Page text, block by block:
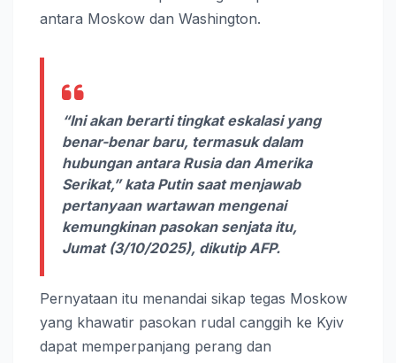
antara Moskow dan Washington.
“Ini akan berarti tingkat eskalasi yang
benar-benar baru, termasuk dalam
hubungan antara Rusia dan Amerika
Serikat,” kata Putin saat menjawab
pertanyaan wartawan mengenai
kemungkinan pasokan senjata itu,
Jumat (3/10/2025), dikutip AFP.
Pernyataan itu menandai sikap tegas Moskow
yang khawatir pasokan rudal canggih ke Kyiv
dapat memperpanjang perang dan